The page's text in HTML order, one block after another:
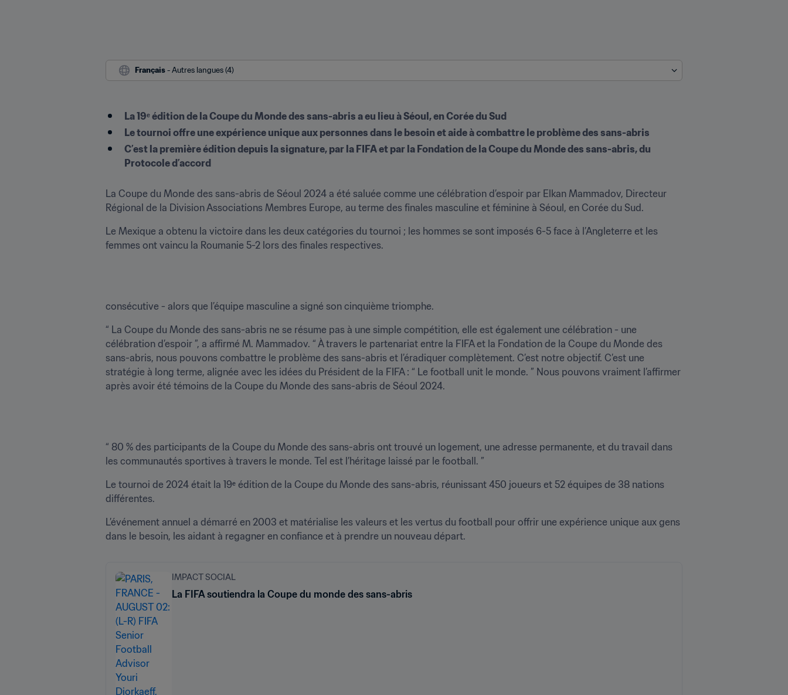
Français - Autres langues (4)
La 19ᵉ édition de la Coupe du Monde des sans-abris a eu lieu à Séoul, en Corée du Sud
Le tournoi offre une expérience unique aux personnes dans le besoin et aide à combattre le problème des sans-abris
C’est la première édition depuis la signature, par la FIFA et par la Fondation de la Coupe du Monde des sans-abris, du
Protocole d’accord
La Coupe du Monde des sans-abris de Séoul 2024 a été saluée comme une célébration d’espoir par Elkan Mammadov, Directeur
Régional de la Division Associations Membres Europe, au terme des finales masculine et féminine à Séoul, en Corée du Sud.
Le Mexique a obtenu la victoire dans les deux catégories du tournoi ; les hommes se sont imposés 6-5 face à l’Angleterre et les
femmes ont vaincu la Roumanie 5-2 lors des finales respectives.
consécutive - alors que l’équipe masculine a signé son cinquième triomphe.
“ La Coupe du Monde des sans-abris ne se résume pas à une simple compétition, elle est également une célébration - une
célébration d’espoir ”, a affirmé M. Mammadov. “ À travers le partenariat entre la FIFA et la Fondation de la Coupe du Monde des
sans-abris, nous pouvons combattre le problème des sans-abris et l’éradiquer complètement. C’est notre objectif. C’est une
stratégie à long terme, alignée avec les idées du Président de la FIFA : “ Le football unit le monde. ” Nous pouvons vraiment l’affirmer
après avoir été témoins de la Coupe du Monde des sans-abris de Séoul 2024.
“ 80 % des participants de la Coupe du Monde des sans-abris ont trouvé un logement, une adresse permanente, et du travail dans
les communautés sportives à travers le monde. Tel est l’héritage laissé par le football. ”
Le tournoi de 2024 était la 19ᵉ édition de la Coupe du Monde des sans-abris, réunissant 450 joueurs et 52 équipes de 38 nations
différentes.
L’événement annuel a démarré en 2003 et matérialise les valeurs et les vertus du football pour offrir une expérience unique aux gens
dans le besoin, les aidant à regagner en confiance et à prendre un nouveau départ.
IMPACT SOCIAL
La FIFA soutiendra la Coupe du monde des sans-abris